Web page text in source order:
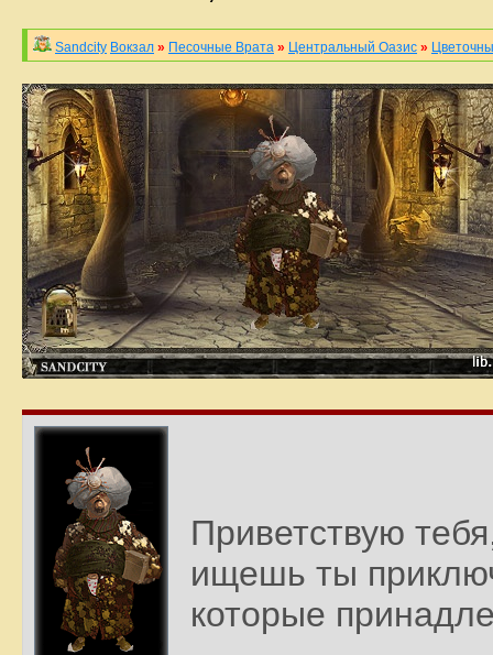
Sandcity Вокзал » Песочные Врата » Центральный Оазис »
Приветствую
ищешь ты
которые